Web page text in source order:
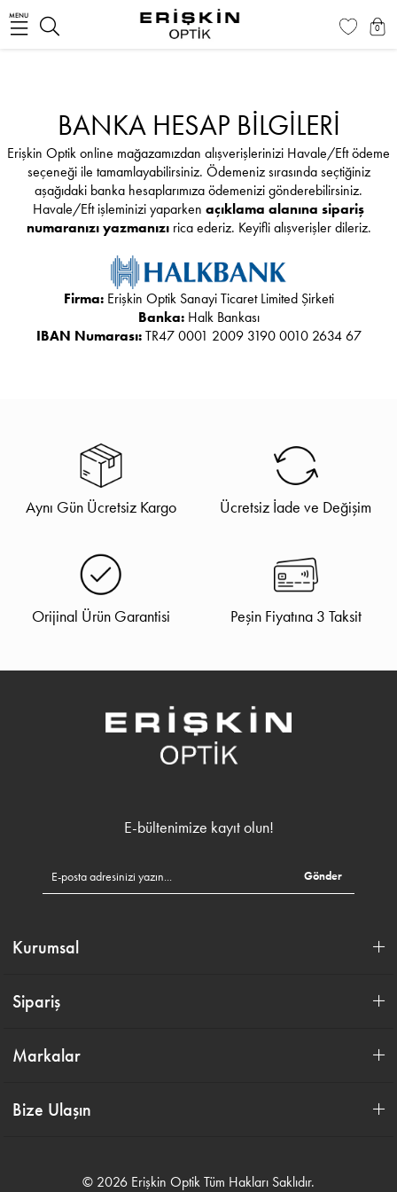
MENU
0
BANKA HESAP BİLGİLERİ
Erişkin Optik online mağazamızdan alışverişlerinizi Havale/Eft ödeme
seçeneği ile tamamlayabilirsiniz. Ödemeniz sırasında seçtiğiniz
aşağıdaki banka hesaplarımıza ödemenizi gönderebilirsiniz.
Havale/Eft işleminizi yaparken açıklama alanına sipariş
numaranızı yazmanızı rica ederiz. Keyifli alışverişler dileriz.
Firma:Erişkin Optik Sanayi Ticaret Limited Şirketi
Banka:Halk Bankası
IBAN Numarası:TR47 0001 2009 3190 0010 2634 67
Aynı Gün Ücretsiz Kargo Ücretsiz İade ve Değişim
Orijinal Ürün Garantisi Peşin Fiyatına 3 Taksit
E-bültenimize kayıt olun!
Gönder
Kurumsal
Sipariş
Markalar
Bize Ulaşın
© 2026 Erişkin Optik Tüm Hakları Saklıdır.